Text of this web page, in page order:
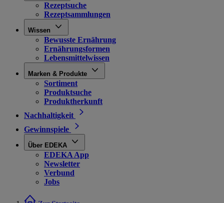
Rezeptsuche
Rezeptsammlungen
Wissen
Bewusste Ernährung
Ernährungsformen
Lebensmittelwissen
Marken & Produkte
Sortiment
Produktsuche
Produktherkunft
Nachhaltigkeit
Gewinnspiele
Über EDEKA
EDEKA App
Newsletter
Verbund
Jobs